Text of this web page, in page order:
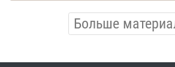
Больше